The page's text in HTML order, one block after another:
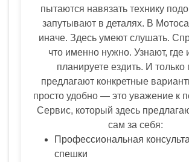
пытаются навязать технику
запутывают в деталях. В
иначе. Здесь умеют слушать.
что именно нужно. Узнают, где
планируете ездить. И только
предлагают конкретные
просто удобно — это уважение к
Сервис, который здесь
сам за себя:
Профессиональная
спешки